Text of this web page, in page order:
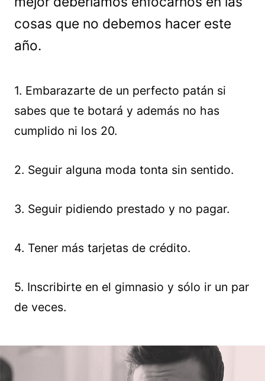
cosas que no debemos hacer este
año.
1. Embarazarte de un perfecto patán si
sabes que te botará y además no has
cumplido ni los 20.
2. Seguir alguna moda tonta sin sentido.
3. Seguir pidiendo prestado y no pagar.
4. Tener más tarjetas de crédito.
5. Inscribirte en el gimnasio y sólo ir un par
de veces.